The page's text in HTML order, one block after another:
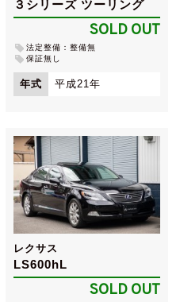
３シリーズ ツーリング
SOLD OUT
法定整備：整備無
保証無し
年式 平成21年
レクサス
LS600hL
SOLD OUT